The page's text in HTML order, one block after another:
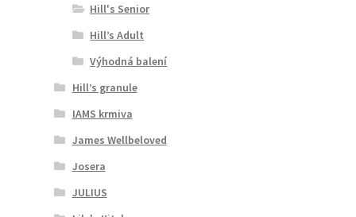
Hill's Senior
Hill’s Adult
Výhodná balení
Hill’s granule
IAMS krmiva
James Wellbeloved
Josera
JULIUS